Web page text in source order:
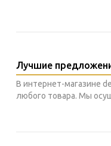
Лучшие
В интернет-магазине
любого товара. Мы